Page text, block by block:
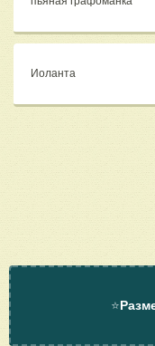
Иоланта
⭐